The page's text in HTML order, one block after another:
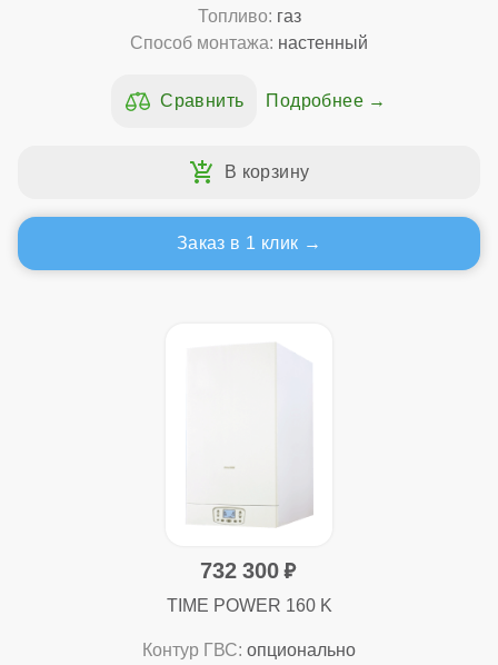
Топливо: газ
Способ монтажа: настенный
Подробнее
Заказ в 1 клик
732 300
TIME POWER 160 K
Контур ГВС: опционально